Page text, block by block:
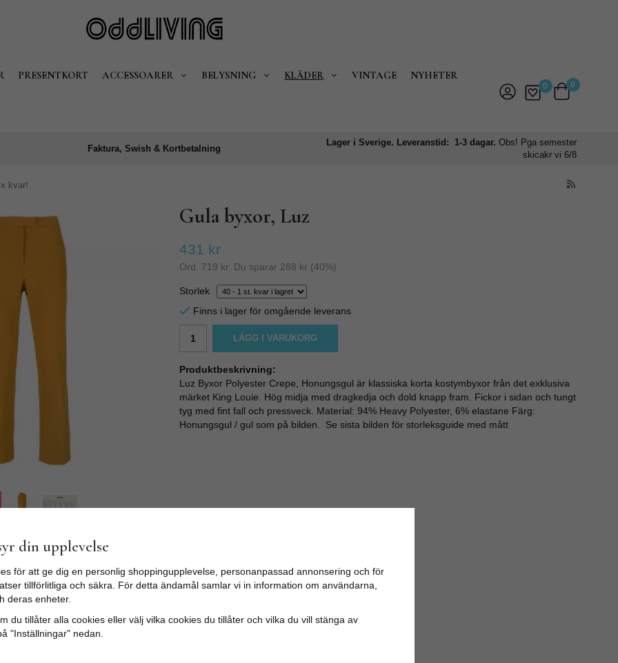
PRESENTKORT ACCESSOARER BELYSNING KLÄDER VINTAGE NYHETER
0 0
Faktura, Swish & Kortbetalning
Lager i Sverige. Leveranstid: 1-3 dagar.Obs! Pga semester
skicakr vi 6/8
kvar!
Gula byxor, Luz
431 kr
Ord. 719 kr. Du sparar 288 kr (40%)
Storlek
Finns i lager för omgående leverans
LÄGG I VARUKORG
Produktbeskrivning:
Luz Byxor Polyester Crepe, Honungsgul är klassiska korta kostymbyxor från det exklusiva
märket King Louie. Hög midja med dragkedja och dold knapp fram. Fickor i sidan och tungt
tyg med fint fall och pressveck. Material: 94% Heavy Polyester, 6% elastane Färg:
Honungsgul / gul som på bilden. Se sista bilden för storleksguide med mått
din upplevelse
för att ge dig en personlig shoppingupplevelse, personanpassad annonsering och för
tillförlitliga och säkra. För detta ändamål samlar vi in information om användarna,
deras enheter.
du tillåter alla cookies eller välj vilka cookies du tillåter och vilka du vill stänga av
"Inställningar" nedan.